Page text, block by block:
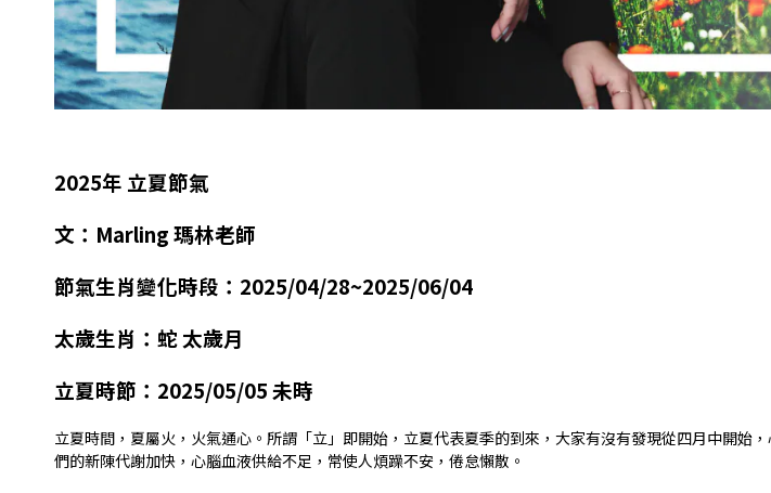
2025年 立夏節氣
文： Marling瑪林老師
節氣生肖變化時段： 2025/04/28~2025/06/04
太歲生肖：蛇 太歲月
立夏時節： 2025/05/05未時
立夏時間，夏屬火，火氣通心。所謂「立」即開始，立夏代表夏季的到來，大家有沒有發現從四月中開始
們的新陳代謝加快，心腦血液供給不足，常使人煩躁不安，倦怠懶散。